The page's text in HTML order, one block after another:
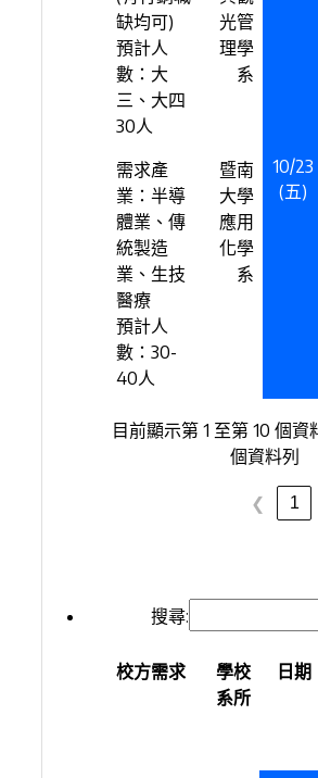
缺均可)
預計人
數：大
三、大四
30人
光管
理學
系
需求產
業：半導
體業、傳
統製造
業、生技
醫療
預計人
數：30-
40人
暨南
大學
應用
化學
系
10/23
(五)
目前顯示第 1 至第 10 個資
個資料列
❮ 1
搜尋:
校方需求
學校
系所
日期